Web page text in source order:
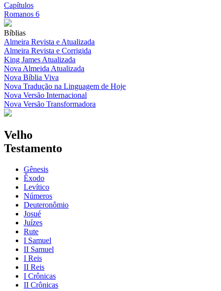
Capítulos
Romanos 6
Bíblias
Almeira Revista e Atualizada
Almeira Revista e Corrigida
King James Atualizada
Nova Almeida Atualizada
Nova Bíblia Viva
Nova Tradução na Linguagem de Hoje
Nova Versão Internacional
Nova Versão Transformadora
Velho
Testamento
Gênesis
Êxodo
Levítico
Números
Deuteronômio
Josué
Juízes
Rute
I Samuel
II Samuel
I Reis
II Reis
I Crônicas
II Crônicas